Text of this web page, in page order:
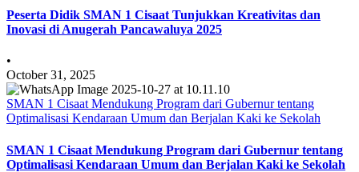
Peserta Didik SMAN 1 Cisaat Tunjukkan Kreativitas dan
Inovasi di Anugerah Pancawaluya 2025
•
October 31, 2025
SMAN 1 Cisaat Mendukung Program dari Gubernur tentang
Optimalisasi Kendaraan Umum dan Berjalan Kaki ke Sekolah
SMAN 1 Cisaat Mendukung Program dari Gubernur tentang
Optimalisasi Kendaraan Umum dan Berjalan Kaki ke Sekolah